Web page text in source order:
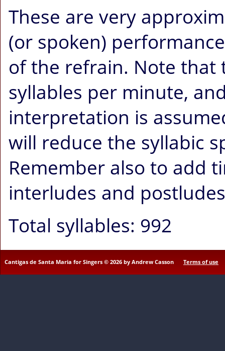
These are very
(or spoken)
of the refrain. Note that
syllables per minute,
interpretation is
will reduce the syllabic
Remember also to add
interludes and
Total syllables: 992
Cantigas de Santa Maria for Singers © 2026 by Andrew Casson Terms of use